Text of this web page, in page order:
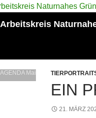
Arbeitskreis
EIN
21. MÄRZ
AGENDA Mainz